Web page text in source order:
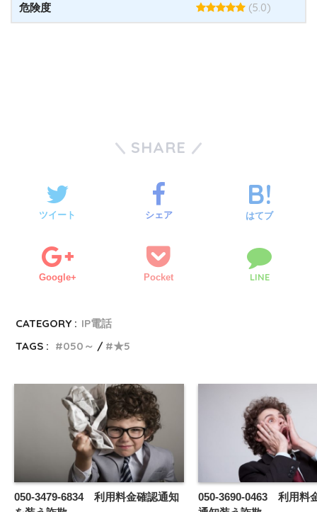
危険度 (5.0)
SHARE
ツイート シェア はてブ
Google+ Pocket LINE
CATEGORY : IP電話
TAGS :
050～ ★5
050-3479-6834 利用料金確認通知
050-3690-0463 利用料